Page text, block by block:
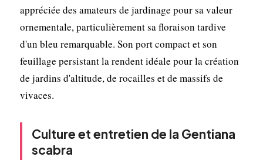
appréciée des amateurs de jardinage pour sa valeur
ornementale, particulièrement sa floraison tardive
d'un bleu remarquable. Son port compact et son
feuillage persistant la rendent idéale pour la création
de jardins d'altitude, de rocailles et de massifs de
vivaces.
Culture et entretien de la Gentiana
scabra